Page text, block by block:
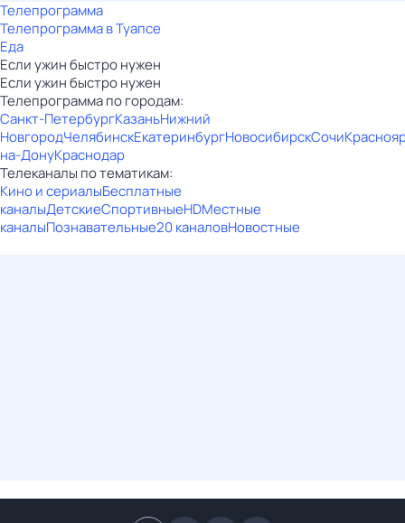
Телепрограмма
Телепрограмма в Туапсе
Еда
Если ужин быстро нужен
Если ужин быстро нужен
Телепрограмма по городам:
Санкт-ПетербургКазаньНижний
НовгородЧелябинскЕкатеринбургНовосибирскСочи
на-ДонуКраснодар
Телеканалы по тематикам:
Кино и сериалыБесплатные
каналыДетскиеСпортивныеHDМестные
каналыПознавательные20 каналовНовостные